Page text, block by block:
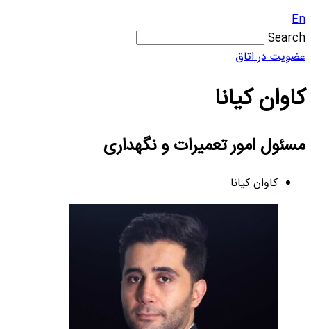
En
Search
عضویت در اتاق
کاوان کیانا
مسئول امور تعمیرات و نگهداری
کاوان کیانا